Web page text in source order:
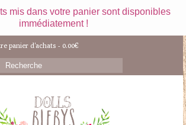
mis dans votre panier sont disponibles
immédiatement !
panier d'achats - 0.00€